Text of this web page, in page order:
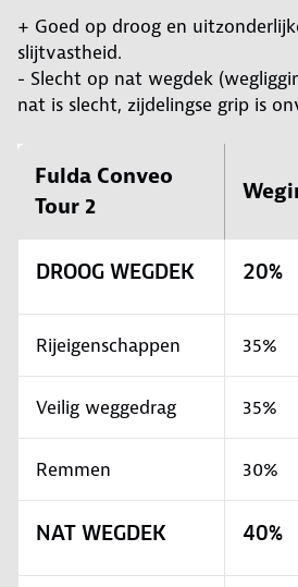
+ Goed op droog en
slijtvastheid.
- Slecht op nat wegdek
nat is slecht, zijdelingse grip is
Fulda Conveo
Tour 2
DROOG WEGDEK 20%
Rijeigenschappen 35%
Veilig weggedrag 35%
Remmen 30%
NAT WEGDEK 40%